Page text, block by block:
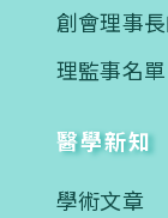
創會理事
理監事名單
醫學新知
學術文章